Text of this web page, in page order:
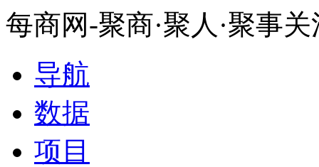
每商网-聚商·聚人·聚事
导航
数据
项目